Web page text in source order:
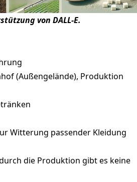
von DALL-E.
(Außengelände), Produktion
Witterung passender Kleidung
die Produktion gibt es keine